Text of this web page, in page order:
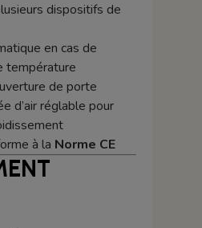
dispositifs de
en cas de
température
de porte
d’air réglable pour
à la Norme CE